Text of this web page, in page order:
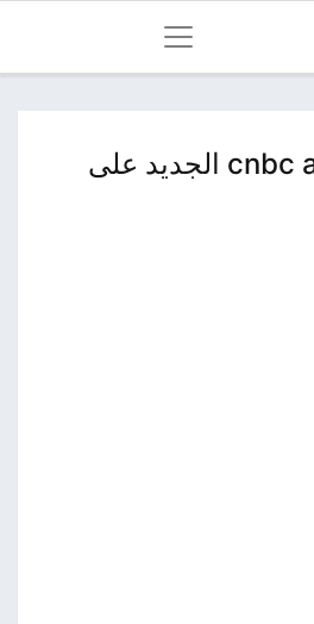
تردد قناة cnbc arabia الجديد على